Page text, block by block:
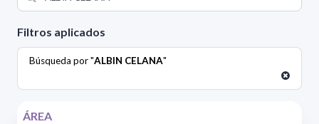
Filtros aplicados
Búsqueda por "ALBIN CELANA"
ÁREA